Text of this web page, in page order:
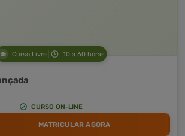
Curso Livre 10 a 60 horas
CURSO ON-LINE
MATRICULAR AGORA